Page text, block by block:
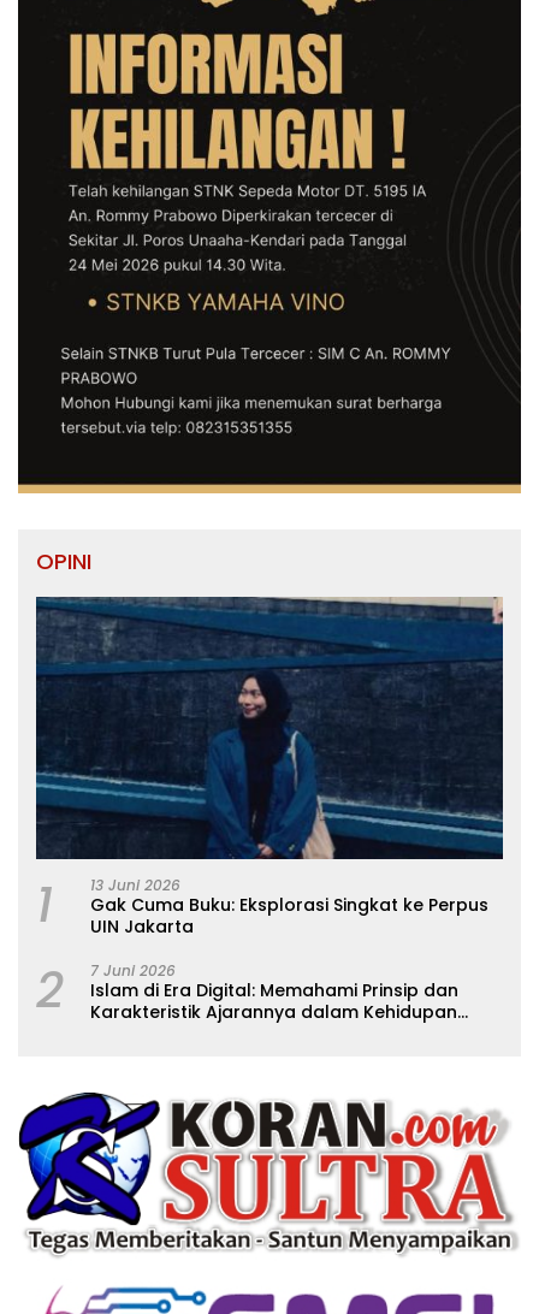
OPINI
1 13 Juni 2026
Gak Cuma Buku: Eksplorasi Singkat ke Perpus
UIN Jakarta
2 7 Juni 2026
Islam di Era Digital: Memahami Prinsip dan
Karakteristik Ajarannya dalam Kehidupan